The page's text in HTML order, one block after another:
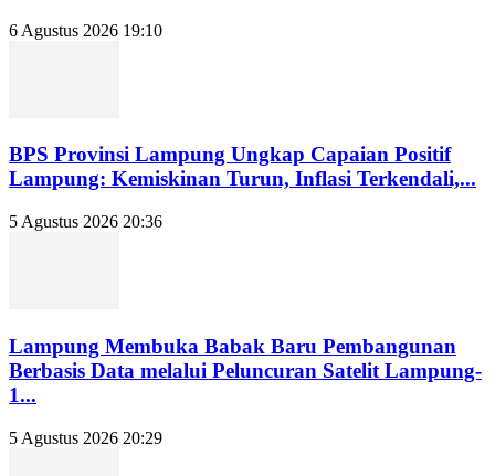
6 Agustus 2026 19:10
BPS Provinsi Lampung Ungkap Capaian Positif
Lampung: Kemiskinan Turun, Inflasi Terkendali,...
5 Agustus 2026 20:36
Lampung Membuka Babak Baru Pembangunan
Berbasis Data melalui Peluncuran Satelit Lampung-
1...
5 Agustus 2026 20:29